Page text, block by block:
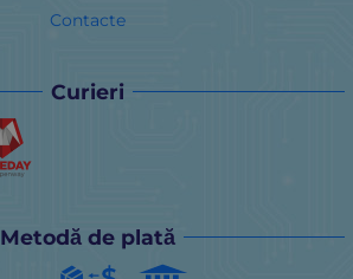
Contacte
Curieri
Metodă de plată